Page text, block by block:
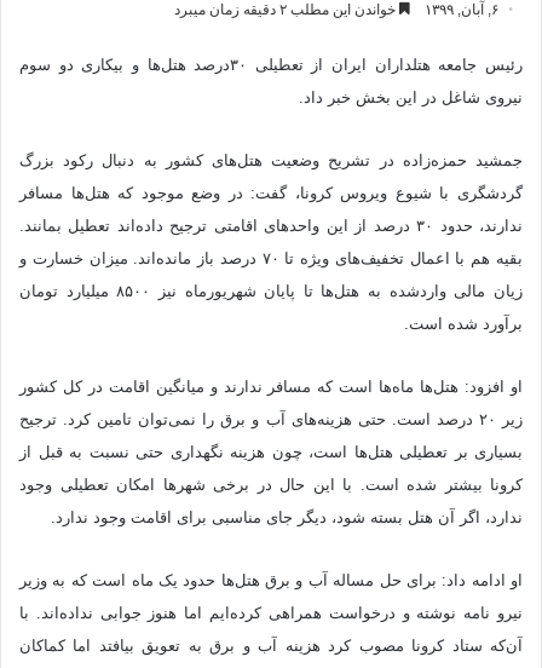
۶, آبان, ۱۳۹۹ خواندن این مطلب ۲ دقیقه زمان میبرد
رئیس جامعه هتلداران ایران از تعطیلی ۳۰درصد هتل‌ها و بیکاری دو سوم
نیروی شاغل در این بخش خبر داد.
جمشید حمزه‌زاده در تشریح وضعیت هتل‌های کشور به دنبال رکود بزرگ
گردشگری با شیوع ویروس کرونا، گفت: در وضع موجود که هتل‌ها مسافر
ندارند، حدود ۳۰ درصد از این واحدهای اقامتی ترجیح داده‌اند تعطیل بمانند.
بقیه هم با اعمال تخفیف‌های ویژه تا ۷۰ درصد باز مانده‌اند. میزان خسارت و
زیان مالی واردشده به هتل‌ها تا پایان شهریورماه نیز ۸۵۰۰ میلیارد تومان
برآورد شده است.
او افزود: هتل‌ها ماه‌ها است که مسافر ندارند و میانگین اقامت در کل کشور
زیر ۲۰ درصد است. حتی هزینه‌های آب و برق را نمی‌توان تامین کرد. ترجیح
بسیاری بر تعطیلی هتل‌ها است، چون هزینه نگهداری حتی نسبت به قبل از
کرونا بیشتر شده است. با این حال در برخی شهرها امکان تعطیلی وجود
ندارد، اگر آن هتل بسته شود، دیگر جای مناسبی برای اقامت وجود ندارد.
او ادامه داد: برای حل مساله آب و برق هتل‌ها حدود یک ماه است که به وزیر
نیرو نامه نوشته و درخواست همراهی کرده‌ایم اما هنوز جوابی نداده‌اند. با
آن‌که ستاد کرونا مصوب کرد هزینه آب و برق به تعویق بیافتد اما کماکان